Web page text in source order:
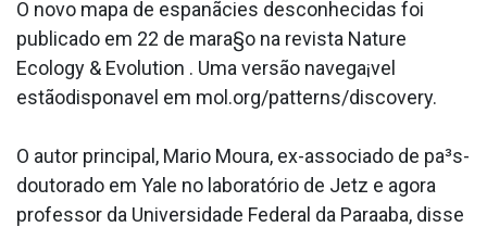
O novo mapa de espanãcies desconhecidas foi
publicado em 22 de mara§o na revista Nature
Ecology & Evolution . Uma versão navega¡vel
estãodispona­vel em mol.org/patterns/discovery.
O autor principal, Mario Moura, ex-associado de pa³s-
doutorado em Yale no laboratório de Jetz e agora
professor da Universidade Federal da Paraa­ba, disse